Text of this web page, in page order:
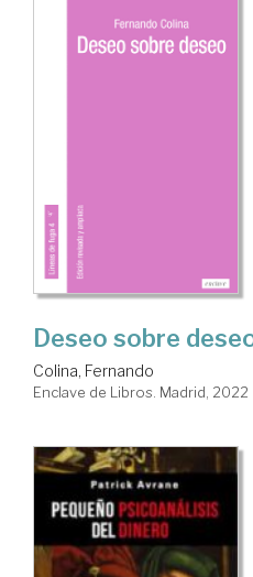
Deseo sobre
Colina, Fernando
Enclave de Libros. Madrid, 2022